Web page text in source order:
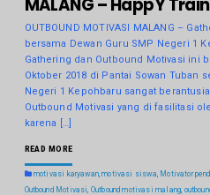
MALANG – HappY
OUTBOUND MOTIVASI MALANG –
bersama Dewan Guru SMP Negeri 1
Gathering dan Outbound Motivasi ini
Oktober 2018 di Pantai Sowan Tuban
Negeri 1 Kepohbaru sangat
Outbound Motivasi yang di fasilitasi
karena […]
READ MORE
motivasi karyawan,motivasi siswa Motivator
Outbound Motivasi Outbound motivasi malang